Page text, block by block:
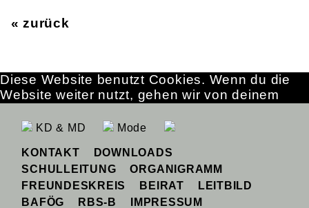
« zurück
KD & MD Mode
KONTAKT
DOWNLOADS
SCHULLEITUNG
ORGANIGRAMM
FREUNDESKREIS
BEIRAT
LEITBILD
BAFÖG
RBS-B IMPRESSUM
Diese Website benutzt Cookies. Wenn du die
Website weiter nutzt, gehen wir von deinem